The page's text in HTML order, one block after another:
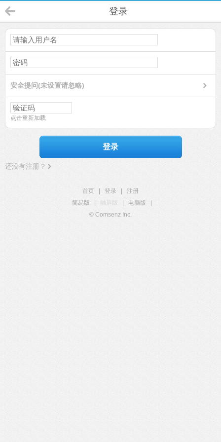
登录
安全提问(未设置请忽略)
点击重新加载
登录
还没有注册？
首页 登录
注册
简易版
触屏版 电脑版
© Comsenz Inc.